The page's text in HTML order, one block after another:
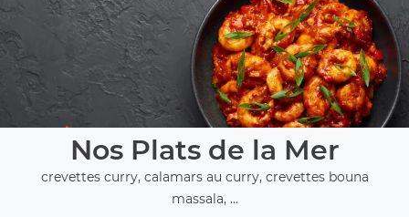
Nos Plats de la Mer
crevettes curry, calamars au curry, crevettes bouna
massala, ...